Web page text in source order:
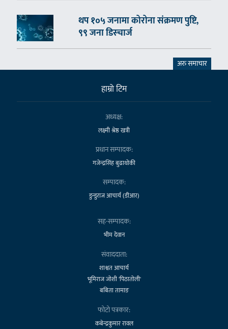
थप १०५ जनामा कोरोना संक्रमण पुष्टि,
९९ जना डिस्चार्ज
अरु समाचार
हाम्राे टिम
अध्यक्ष:
लक्ष्मी श्रेष्ठ खत्री
प्रधान सम्पादक:
गजेन्द्रसिंह बुढाथोकी
सम्पादक:
डुन्डुराज आचार्य (डीआर)
सह-सम्पादक:
भीम देवान
संवाददाता:
शाश्वत आचार्य
भूमिराज जोशी 'पिठातोली'
बबिता तामाङ
फोटो पत्रकार:
कबेन्द्रकुमार रावल